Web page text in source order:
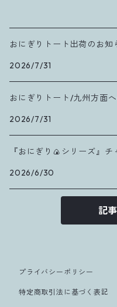
おにぎりトート出荷のお知
2026/7/31
おにぎりトート/九州方面
2026/7/31
『おにぎり🍙シリーズ』
2026/6/30
記
プライバシーポリシー
特定商取引法に基づく表記